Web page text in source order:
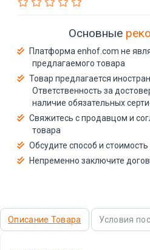
Основные
Платформа enhof.com не
предлагаемого товара
Товар предлагается
Ответственность за
наличие обязательных
Свяжитесь с продавцом и
товара
Обсудите способ и стоимость
Непременно заключите
Описание Товара Условия